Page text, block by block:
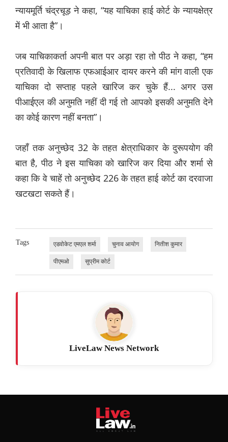
न्यायमूर्ति चंद्रचूड़ ने कहा, “यह याचिका हाई कोर्ट के न्यायक्षेत्र
में भी आता है”।
जब याचिकाकर्ता अपनी बात पर अड़ा रहा तो पीठ ने कहा, “हम
प्रतिवादी के खिलाफ एफआईआर दायर करने की मांग वाली एक
याचिका दो सप्ताह पहले खारिज कर चुके हैं... अगर उस
पीआईएल की अनुमति नहीं दी गई तो आपको इसकी अनुमति देने
का कोई कारण नहीं बनता”।
जहाँ तक अनुच्छेद 32 के तहत क्षेत्राधिकार के दुरूपयोग की
बात है, पीठ ने इस याचिका को खारिज कर दिया और शर्मा से
कहा कि वे चाहें तो अनुच्छेद 226 के तहत हाई कोर्ट का दरवाजा
खटखटा सकते हैं।
Tags एडवोकेट एमएल शर्मा चुनाव आयोग नितीश कुमार
पीएमओ सुप्रीम कोर्ट
LiveLaw News Network